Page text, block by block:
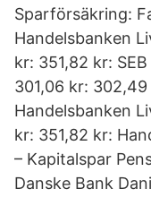
Sparförsäkring:
Handelsbanken
kr: 351,82 kr:
301,06 kr:
Handelsbanken
kr: 351,82 kr:
– Kapitalspar
Danske Bank